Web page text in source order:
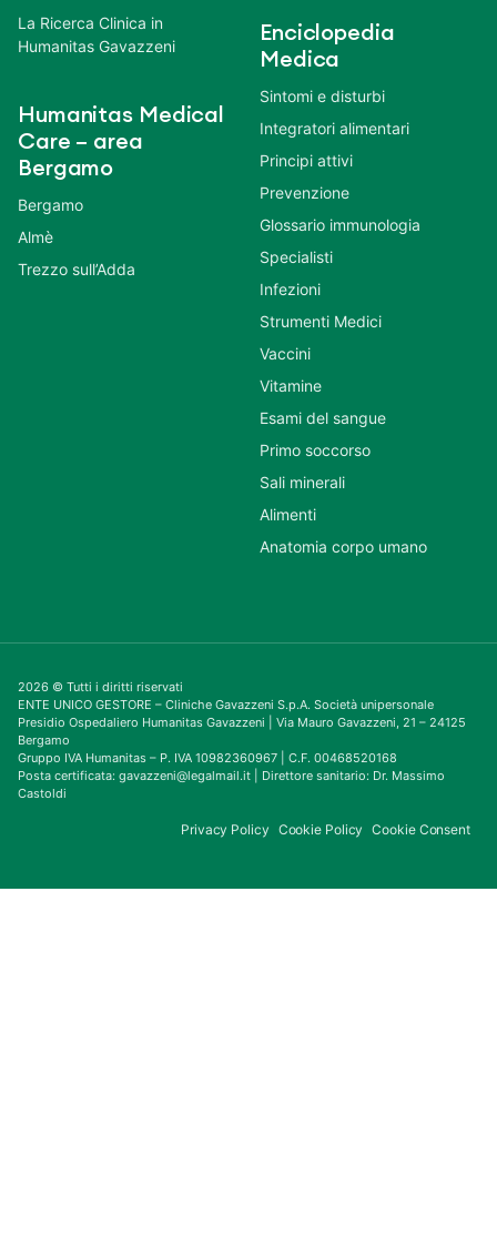
La Ricerca Clinica in
Humanitas Gavazzeni
Humanitas Medical
Care – area
Bergamo
Bergamo
Almè
Trezzo sull’Adda
Enciclopedia
Medica
Sintomi e disturbi
Integratori alimentari
Principi attivi
Prevenzione
Glossario immunologia
Specialisti
Infezioni
Strumenti Medici
Vaccini
Vitamine
Esami del sangue
Primo soccorso
Sali minerali
Alimenti
Anatomia corpo umano
2026 © Tutti i diritti riservati
ENTE UNICO GESTORE – Cliniche Gavazzeni S.p.A. Società unipersonale
Presidio Ospedaliero Humanitas Gavazzeni | Via Mauro Gavazzeni, 21 – 24125
Bergamo
Gruppo IVA Humanitas – P. IVA 10982360967 | C.F. 00468520168
Posta certificata: gavazzeni@legalmail.it | Direttore sanitario: Dr. Massimo
Castoldi
Privacy Policy Cookie Policy Cookie Consent